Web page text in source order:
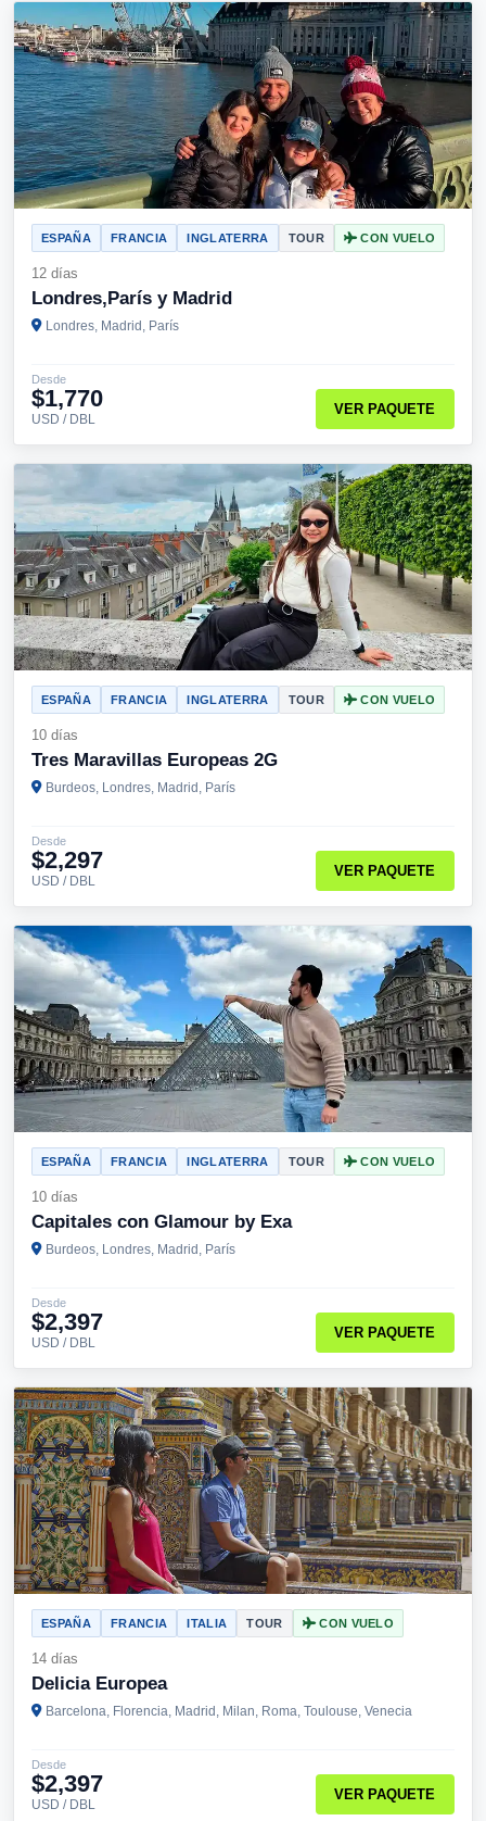
ESPAÑA FRANCIA INGLATERRA TOUR CON VUELO
12 días
Londres,París y Madrid
Londres, Madrid, París
Desde
$1,770
USD / DBL
VER PAQUETE
ESPAÑA FRANCIA INGLATERRA TOUR CON VUELO
10 días
Tres Maravillas Europeas 2G
Burdeos, Londres, Madrid, París
Desde
$2,297
USD / DBL
VER PAQUETE
ESPAÑA FRANCIA INGLATERRA TOUR CON VUELO
10 días
Capitales con Glamour by Exa
Burdeos, Londres, Madrid, París
Desde
$2,397
USD / DBL
VER PAQUETE
ESPAÑA FRANCIA ITALIA TOUR CON VUELO
14 días
Delicia Europea
Barcelona, Florencia, Madrid, Milan, Roma, Toulouse, Venecia
Desde
$2,397
USD / DBL
VER PAQUETE